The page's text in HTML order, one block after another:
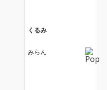
くるみ
みらん